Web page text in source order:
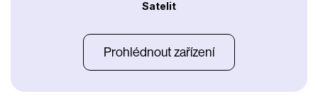
Satelit
Prohlédnout zařízení